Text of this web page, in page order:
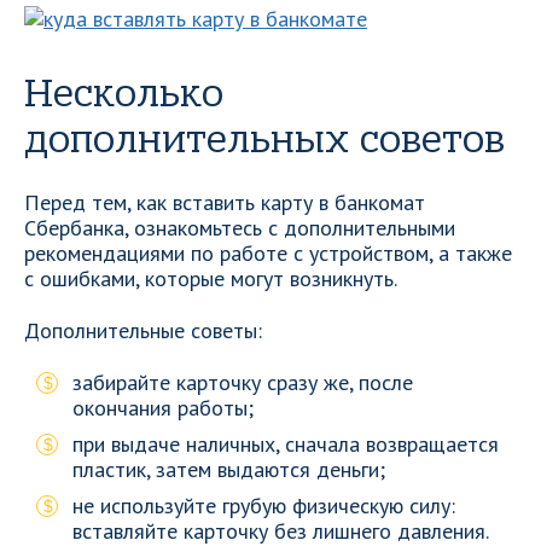
Несколько
дополнительных советов
Перед тем, как вставить карту в банкомат
Сбербанка, ознакомьтесь с дополнительными
рекомендациями по работе с устройством, а также
с ошибками, которые могут возникнуть.
Дополнительные советы:
забирайте карточку сразу же, после
окончания работы;
при выдаче наличных, сначала возвращается
пластик, затем выдаются деньги;
не используйте грубую физическую силу:
вставляйте карточку без лишнего давления.